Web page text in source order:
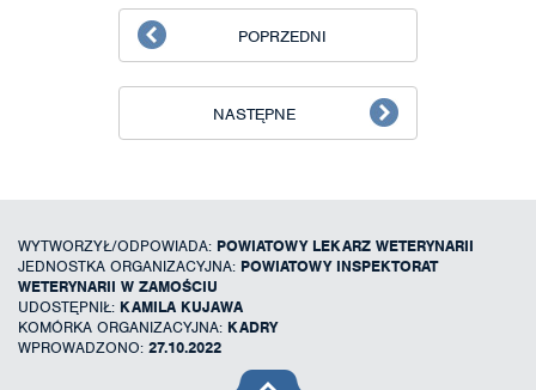
POPRZEDNI
NASTĘPNE
WYTWORZYŁ/ODPOWIADA: POWIATOWY LEKARZ WETERYNARII
JEDNOSTKA ORGANIZACYJNA: POWIATOWY INSPEKTORAT
WETERYNARII W ZAMOŚCIU
UDOSTĘPNIŁ: KAMILA KUJAWA
KOMÓRKA ORGANIZACYJNA: KADRY
WPROWADZONO: 27.10.2022